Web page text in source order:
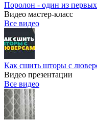
Поролон - один из первых
Видео мастер-класс
Все видео
Как сшить шторы с
Видео презентации
Все видео